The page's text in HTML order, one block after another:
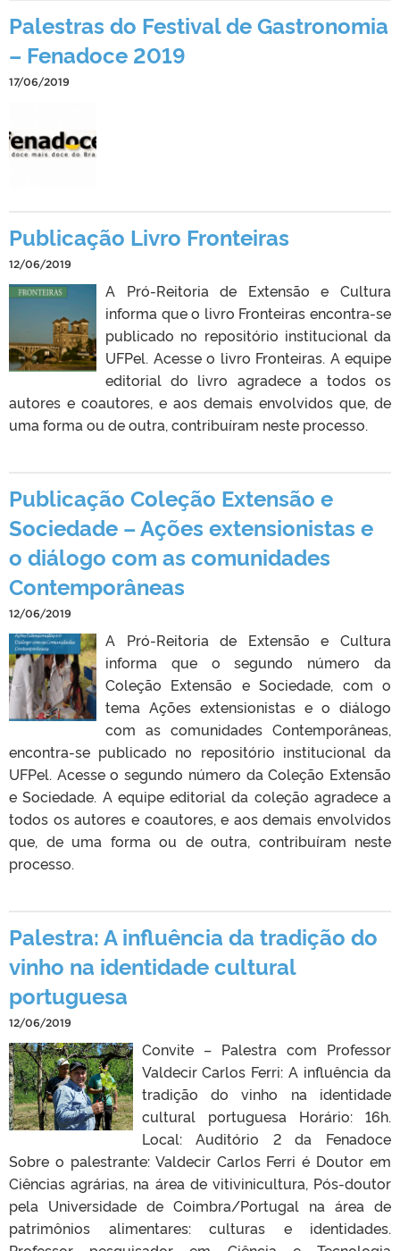
Palestras do Festival de Gastronomia
– Fenadoce 2019
17/06/2019
Publicação Livro Fronteiras
12/06/2019
A Pró-Reitoria de Extensão e Cultura
informa que o livro Fronteiras encontra-se
publicado no repositório institucional da
UFPel. Acesse o livro Fronteiras. A equipe
editorial do livro agradece a todos os
autores e coautores, e aos demais envolvidos que, de
uma forma ou de outra, contribuíram neste processo.
Publicação Coleção Extensão e
Sociedade – Ações extensionistas e
o diálogo com as comunidades
Contemporâneas
12/06/2019
A Pró-Reitoria de Extensão e Cultura
informa que o segundo número da
Coleção Extensão e Sociedade, com o
tema Ações extensionistas e o diálogo
com as comunidades Contemporâneas,
encontra-se publicado no repositório institucional da
UFPel. Acesse o segundo número da Coleção Extensão
e Sociedade. A equipe editorial da coleção agradece a
todos os autores e coautores, e aos demais envolvidos
que, de uma forma ou de outra, contribuíram neste
processo.
Palestra: A influência da tradição do
vinho na identidade cultural
portuguesa
12/06/2019
Convite – Palestra com Professor
Valdecir Carlos Ferri: A influência da
tradição do vinho na identidade
cultural portuguesa Horário: 16h.
Local: Auditório 2 da Fenadoce
Sobre o palestrante: Valdecir Carlos Ferri é Doutor em
Ciências agrárias, na área de vitivinicultura, Pós-doutor
pela Universidade de Coimbra/Portugal na área de
patrimônios alimentares: culturas e identidades.